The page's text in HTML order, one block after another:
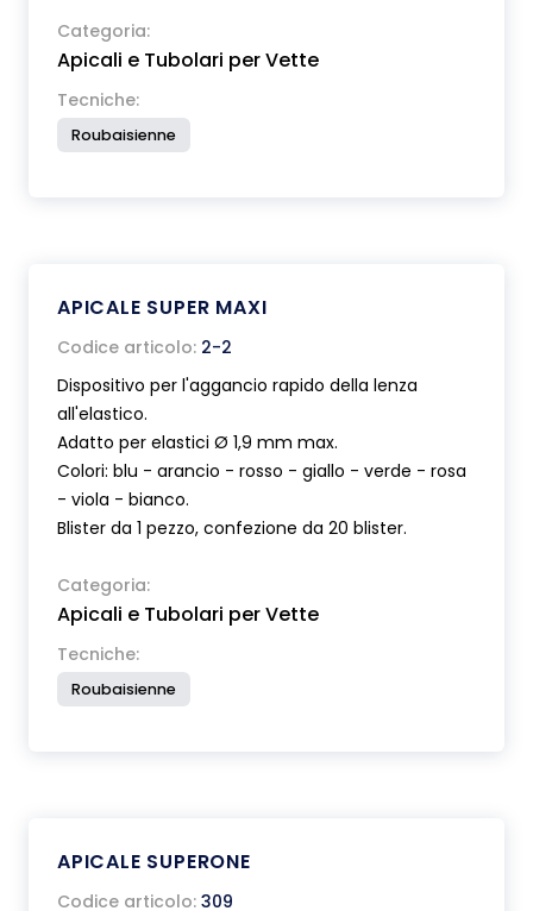
Categoria:
Apicali e Tubolari per Vette
Tecniche:
Roubaisienne
APICALE SUPER MAXI
Codice articolo: 2-2
Dispositivo per l'aggancio rapido della lenza
all'elastico.
Adatto per elastici Ø 1,9 mm max.
Colori: blu - arancio - rosso - giallo - verde - rosa
- viola - bianco.
Blister da 1 pezzo, confezione da 20 blister.
Categoria:
Apicali e Tubolari per Vette
Tecniche:
Roubaisienne
APICALE SUPERONE
Codice articolo: 309